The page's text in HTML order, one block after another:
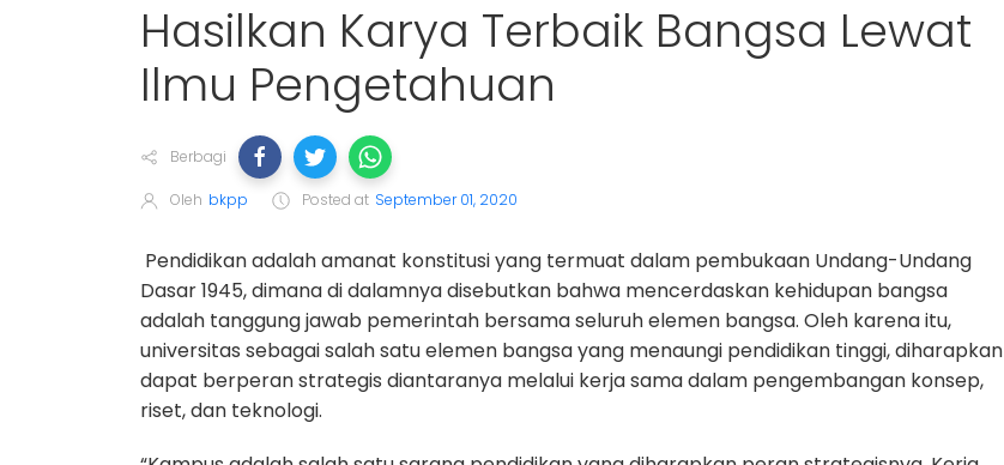
Hasilkan Karya Terbaik Bangsa Lewat
Ilmu Pengetahuan
Berbagi
Oleh bkpp Posted at September 01, 2020
Pendidikan adalah amanat konstitusi yang termuat dalam pembukaan Undang-Undang
Dasar 1945, dimana di dalamnya disebutkan bahwa mencerdaskan kehidupan bangsa
adalah tanggung jawab pemerintah bersama seluruh elemen bangsa. Oleh karena itu,
universitas sebagai salah satu elemen bangsa yang menaungi pendidikan tinggi, diharapkan
dapat berperan strategis diantaranya melalui kerja sama dalam pengembangan konsep,
riset, dan teknologi.